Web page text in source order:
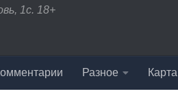
1с. 18+
Разное Карта